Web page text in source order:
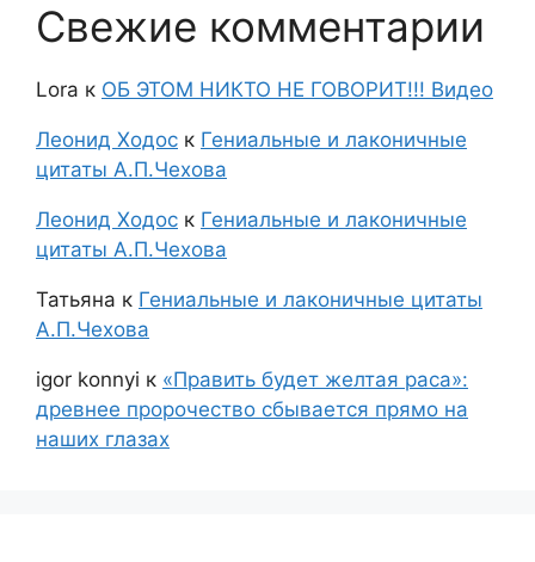
Свежие комментарии
Lora к ОБ ЭТОМ НИКТО НЕ ГОВОРИТ!!! Видео
Леонид Ходос к Гениальные и лаконичные
цитаты А.П.Чехова
Леонид Ходос к Гениальные и лаконичные
цитаты А.П.Чехова
Татьяна к Гениальные и лаконичные цитаты
А.П.Чехова
igor konnyi к «Править будет желтая раса»:
древнее пророчество сбывается прямо на
наших глазах